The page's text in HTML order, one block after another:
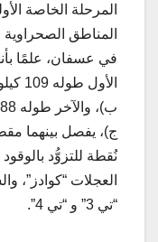
المناطق
في عسفان، علمًا
ج)، يفصل بينهما
نُقطة للتزوُّد بالوقود
العجلات “كوادز”،
“تي 3” و “تي 4”.